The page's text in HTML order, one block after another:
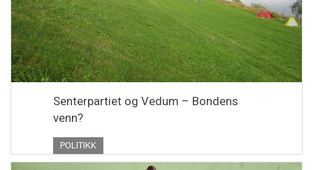
Senterpartiet og Vedum – Bondens
venn?
POLITIKK